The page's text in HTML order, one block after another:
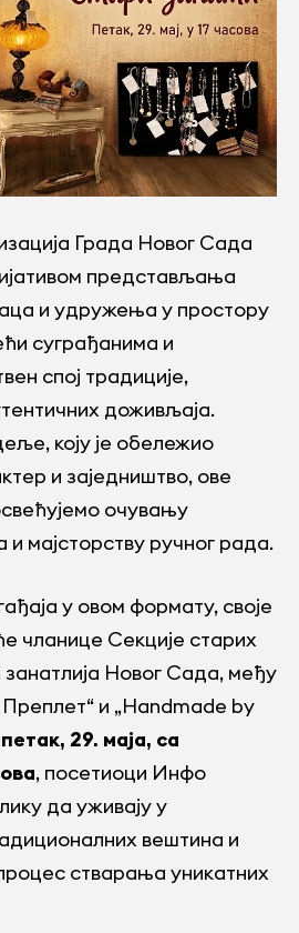
Града Новог Сада
представљања
и удружења у простору
суграђанима и
спој традиције,
доживљаја.
коју је обележио
и заједништво, ове
очувању
и мајсторству ручног рада.
у овом формату, своје
чланице Секције старих
Новог Сада, међу
Преплет“ и „Handmade by
29. маја, са
, посетиоци Инфо
да уживају у
вештина и
стварања уникатних